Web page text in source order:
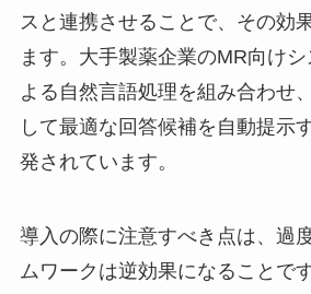
スと連携させることで、その効
ます。大手製薬企業のMR向け
よる自然言語処理を組み合わせ
して最適な回答候補を自動提示
発されています。
導入の際に注意すべき点は、過
ムワークは逆効果になることで